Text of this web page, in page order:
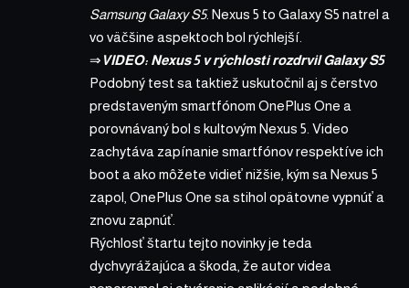
Samsung Galaxy S5. Nexus 5 to Galaxy S5 natrel a
vo väčšine aspektoch bol rýchlejší.
⇒ VIDEO: Nexus 5 v rýchlosti rozdrvil Galaxy S5
Podobný test sa taktiež uskutočnil aj s čerstvo
predstaveným smartfónom OnePlus One a
porovnávaný bol s kultovým Nexus 5. Video
zachytáva zapínanie smartfónov respektíve ich
boot a ako môžete vidieť nižšie, kým sa Nexus 5
zapol, OnePlus One sa stihol opätovne vypnúť a
znovu zapnúť.
Rýchlosť štartu tejto novinky je teda
dychvyrážajúca a škoda, že autor videa